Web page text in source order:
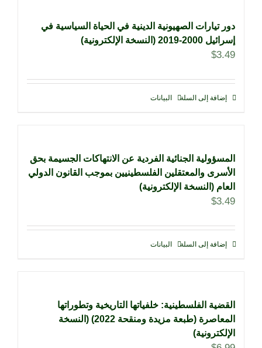
دور تيارات الصهيونية الدينية في الحياة السياسية في
إسرائيل 2000-2019 (النسخة الإلكترونية)
$3.49
إضافة إلى السلة البيانات
المسؤولية الجنائية الفردية عن الانتهاكات الجسيمة بحق
الأسرى والمعتقلين الفلسطينيين بموجب القانون الدولي
العام (النسخة الإلكترونية)
$3.49
إضافة إلى السلة البيانات
القضية الفلسطينية: خلفياتها التاريخية وتطوراتها
المعاصرة (طبعة مزيدة ومنقحة 2022) (النسخة
الإلكترونية)